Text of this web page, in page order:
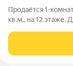
Продаётся 1-
кв.м., на 12 этаже.
домом. Передача
И